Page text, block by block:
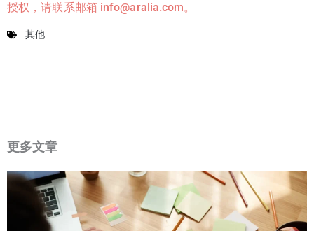
授权，请联系邮箱 info@aralia.com。
其他
更多文章